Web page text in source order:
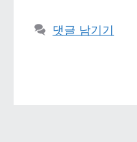
댓글 남기기